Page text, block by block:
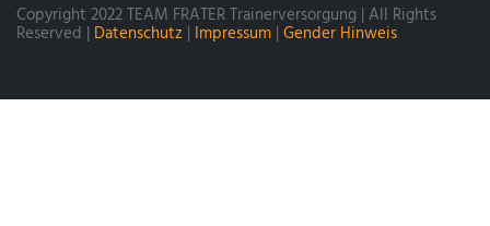
Copyright 2022 TEAM FRATER Trainerversorgung | All Rights
Reserved | Datenschutz | Impressum | Gender Hinweis